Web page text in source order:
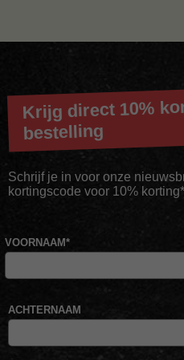
Krijg direct 10%
bestelling
Schrijf je in voor onze
kortingscode voor 10% korting*
VOORNAAM*
ACHTERNAAM